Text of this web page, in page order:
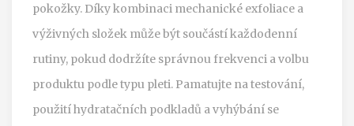
pokožky. Díky kombinaci mechanické exfoliace a
výživných složek může být součástí každodenní
rutiny, pokud dodržíte správnou frekvenci a volbu
produktu podle typu pleti. Pamatujte na testování,
použití hydratačních podkladů a vyhýbání se